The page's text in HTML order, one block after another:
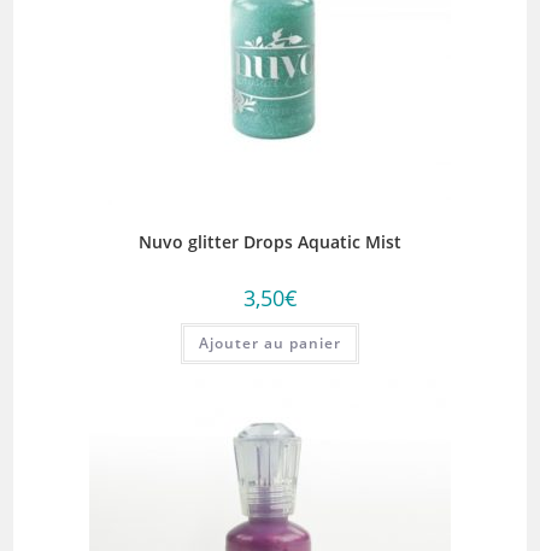
Nuvo glitter Drops Aquatic Mist
3,50€
Ajouter au panier